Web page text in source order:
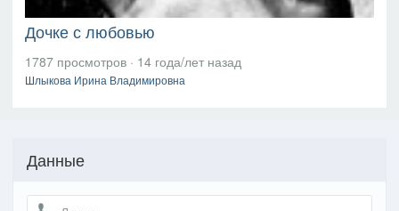
Дочке с любовью
1787 просмотров · 14 года/лет назад
Шлыкова Ирина Владимировна
Данные